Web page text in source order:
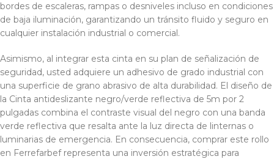
bordes de escaleras, rampas o desniveles incluso en condiciones
de baja iluminación, garantizando un tránsito fluido y seguro en
cualquier instalación industrial o comercial.
Asimismo, al integrar esta cinta en su plan de señalización de
seguridad, usted adquiere un adhesivo de grado industrial con
una superficie de grano abrasivo de alta durabilidad. El diseño de
la Cinta antideslizante negro/verde reflectiva de 5m por 2
pulgadas combina el contraste visual del negro con una banda
verde reflectiva que resalta ante la luz directa de linternas o
luminarias de emergencia. En consecuencia, comprar este rollo
en Ferrefarbef representa una inversión estratégica para